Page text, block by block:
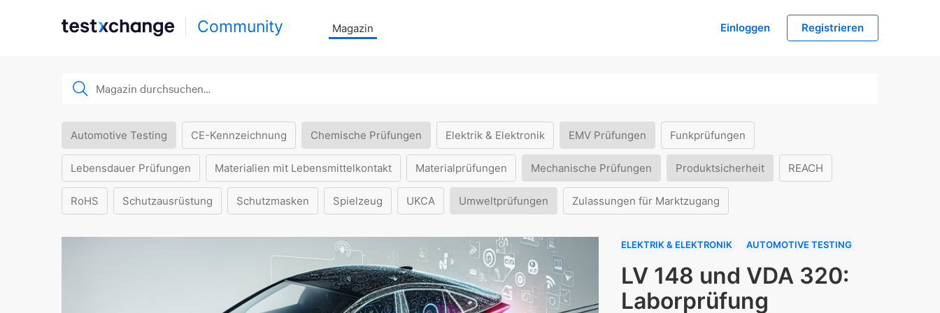
Community Magazin Einloggen Registrieren
Automotive Testing CE-Kennzeichnung Chemische Prüfungen Elektrik & Elektronik EMV Prüfungen Funkprüfungen
Lebensdauer Prüfungen Materialien mit Lebensmittelkontakt Materialprüfungen Mechanische Prüfungen Produktsicherheit REACH
RoHS Schutzausrüstung Schutzmasken Spielzeug UKCA Umweltprüfungen Zulassungen für Marktzugang
ELEKTRIK & ELEKTRONIK AUTOMOTIVE TESTING
LV 148 und VDA 320:
Laborprüfung